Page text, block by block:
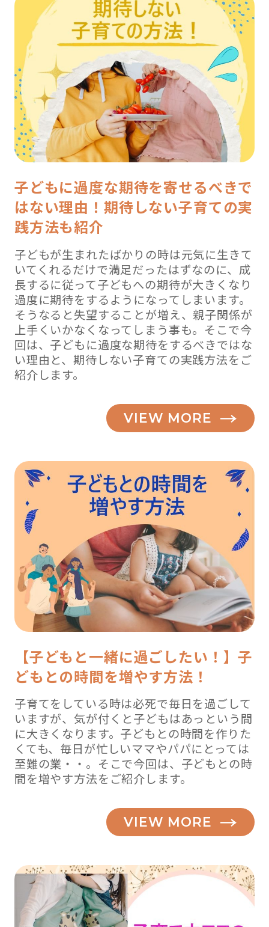
子どもに過度な期待を寄せるべきで
はない理由！期待しない子育ての実
践方法も紹介
子どもが生まれたばかりの時は元気に生きて
いてくれるだけで満足だったはずなのに、成
長するに従って子どもへの期待が大きくなり
過度に期待をするようになってしまいます。
そうなると失望することが増え、親子関係が
上手くいかなくなってしまう事も。そこで今
回は、子どもに過度な期待をするべきではな
い理由と、期待しない子育ての実践方法をご
紹介します。
VIEW MORE
【子どもと一緒に過ごしたい！】子
どもとの時間を増やす方法！
子育てをしている時は必死で毎日を過ごして
いますが、気が付くと子どもはあっという間
に大きくなります。子どもとの時間を作りた
くても、毎日が忙しいママやパパにとっては
至難の業・・。そこで今回は、子どもとの時
間を増やす方法をご紹介します。
VIEW MORE